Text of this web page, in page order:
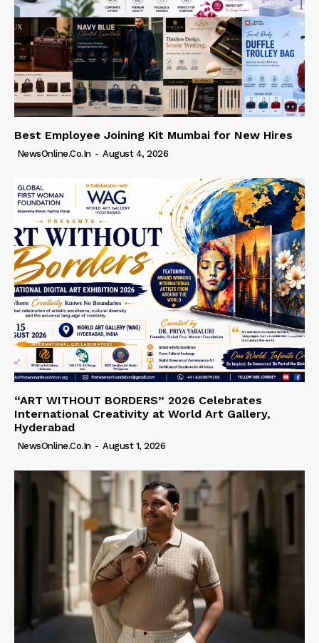
Best Employee Joining Kit Mumbai for New Hires
NewsOnline.co.in - August 4, 2026
“ART WITHOUT BORDERS” 2026 Celebrates
International Creativity at World Art Gallery,
Hyderabad
NewsOnline.co.in - August 1, 2026